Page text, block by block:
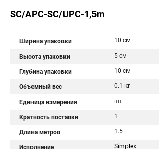
SC/APC-SC/UPC-1,5m
Ширина упаковки 10 см
Высота упаковки 5 см
Глубина упаковки 10 см
Объемный вес 0.1 кг
Единица измерения шт.
Кратность поставки 1
Длина метров 1.5
Исполнение Simplex